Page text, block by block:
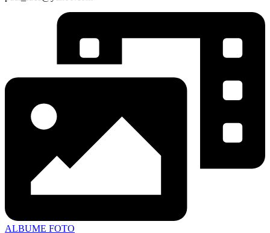
ALBUME FOTO